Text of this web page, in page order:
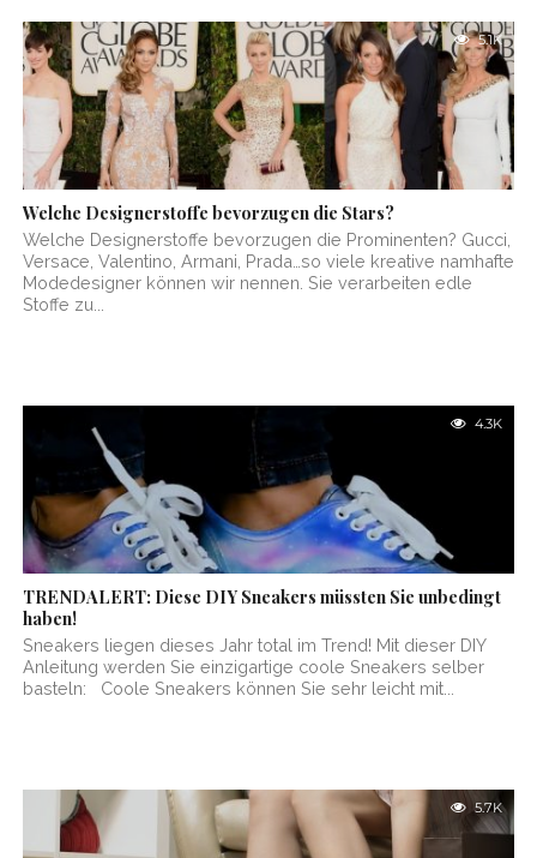
5.1K
Welche Designerstoffe bevorzugen die Stars?
Welche Designerstoffe bevorzugen die Prominenten? Gucci,
Versace, Valentino, Armani, Prada…so viele kreative namhafte
Modedesigner können wir nennen. Sie verarbeiten edle
Stoffe zu...
4.3K
TRENDALERT: Diese DIY Sneakers müssten Sie unbedingt
haben!
Sneakers liegen dieses Jahr total im Trend! Mit dieser DIY
Anleitung werden Sie einzigartige coole Sneakers selber
basteln: Coole Sneakers können Sie sehr leicht mit...
5.7K